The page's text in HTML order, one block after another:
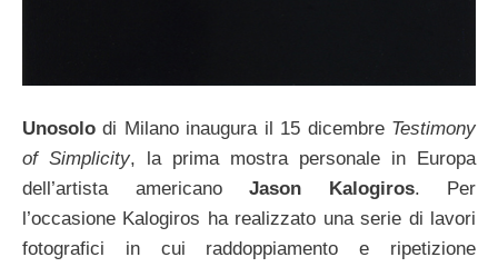
Unosolodi Milano inaugura il 15 dicembre Testimony
of Simplicity, la prima mostra personale in Europa
dell’artista americano Jason Kalogiros. Per
l’occasione Kalogiros ha realizzato una serie di lavori
fotografici in cui raddoppiamento e ripetizione